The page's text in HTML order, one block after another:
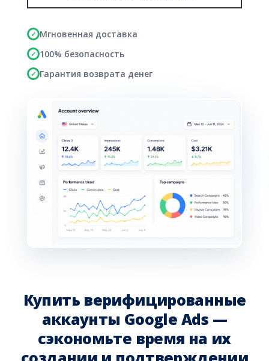
✓ Мгновенная доставка
✓ 100% безопасность
✓ Гарантия возврата денег
Купить верифицированные
аккаунты Google Ads —
сэкономьте время на их